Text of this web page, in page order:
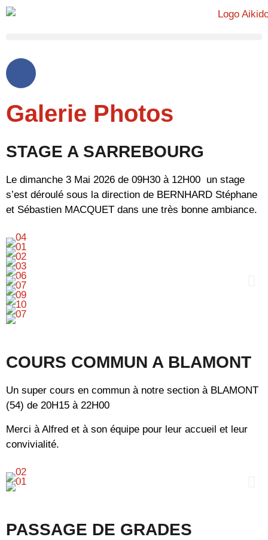
Galerie Photos
STAGE A SARREBOURG
Le dimanche 3 Mai 2026 de 09H30 à 12H00 un stage
s’est déroulé sous la direction de BERNHARD Stéphane
et Sébastien MACQUET dans une très bonne ambiance.
COURS COMMUN A BLAMONT
Un super cours en commun à notre section à BLAMONT
(54) de 20H15 à 22H00
Merci à Alfred et à son équipe pour leur accueil et leur
convivialité.
PASSAGE DE GRADES